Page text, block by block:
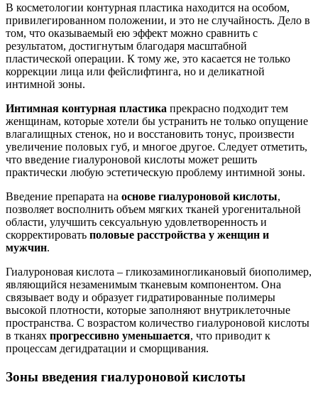
В косметологии контурная пластика находится на особом,
привилегированном положении, и это не случайность. Дело в
том, что оказываемый ею эффект можно сравнить с
результатом, достигнутым благодаря масштабной
пластической операции. К тому же, это касается не только
коррекции лица или фейслифтинга, но и деликатной
интимной зоны.
Интимная контурная пластика прекрасно подходит тем
женщинам, которые хотели бы устранить не только опущение
влагалищных стенок, но и восстановить тонус, произвести
увеличение половых губ, и многое другое. Следует отметить,
что введение гиалуроновой кислоты может решить
практически любую эстетическую проблему интимной зоны.
Введение препарата на основе гиалуроновой кислоты,
позволяет восполнить объем мягких тканей урогенитальной
области, улучшить сексуальную удовлетворенность и
скорректировать половые расстройства у женщин и
мужчин.
Гиалуроновая кислота – гликозаминогликановый биополимер,
являющийся незаменимым тканевым компонентом. Она
связывает воду и образует гидратированные полимеры
высокой плотности, которые заполняют внутриклеточные
пространства. С возрастом количество гиалуроновой кислоты
в тканях прогрессивно уменьшается, что приводит к
процессам дегидратации и сморщивания.
Зоны введения гиалуроновой кислоты